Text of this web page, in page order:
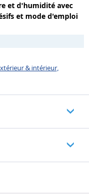
et d'humidité avec
et mode d'emploi
& intérieur,